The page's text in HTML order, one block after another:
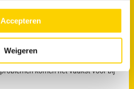
beleid.
Accepteren
Weigeren
op afvoerproblemen in Dongen?
vaker voor in bepaalde
komen het vaakst voor bij